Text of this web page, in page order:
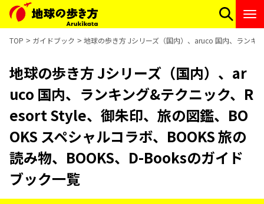
TOP ガイドブック 地球の歩き方 Jシリーズ（国内）、aruco 国内、ランキ
地球の歩き方 Jシリーズ（国内）、ar
uco 国内、ランキング&テクニック、R
esort Style、御朱印、旅の図鑑、BO
OKS スペシャルコラボ、BOOKS 旅の
読み物、BOOKS、D-Booksのガイド
ブック一覧